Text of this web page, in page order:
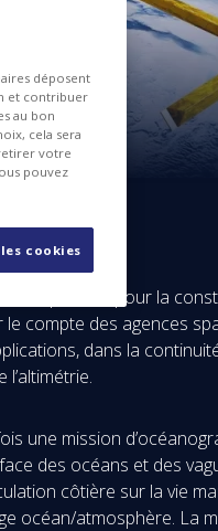
Spatiales pour la
compte des agences
dans la
une mission
des océans et des
côtière sur la vie
océan/atmosphère. La
déposent
et contribuer
au bon
cela sera
votre
pouvez
cookies